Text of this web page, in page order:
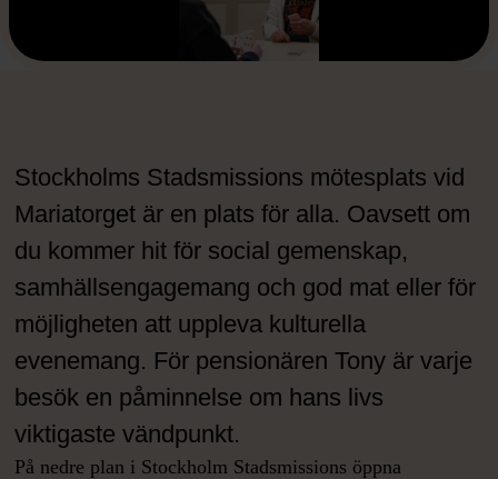
Stockholms Stadsmissions mötesplats vid
Mariatorget är en plats för alla. Oavsett om
du kommer hit för social gemenskap,
samhällsengagemang och god mat eller för
möjligheten att uppleva kulturella
evenemang. För pensionären Tony är varje
besök en påminnelse om hans livs
viktigaste vändpunkt.
På nedre plan i Stockholm Stadsmissions öppna